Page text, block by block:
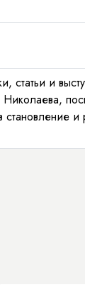
статьи и
и